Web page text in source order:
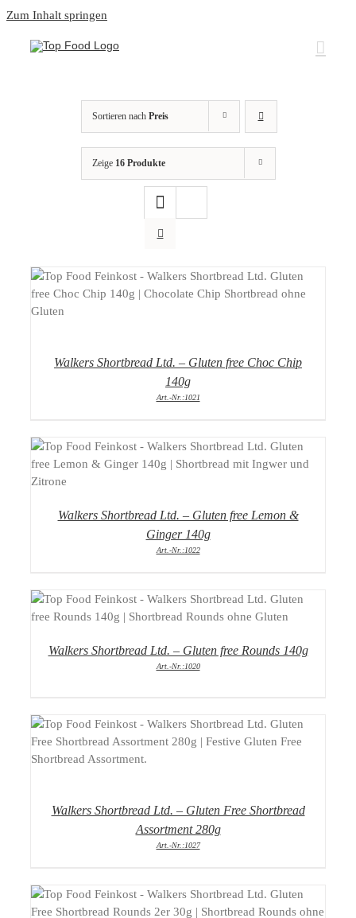
Zum Inhalt springen
Sortieren nach Preis
Zeige 16 Produkte
Walkers Shortbread Ltd. – Gluten free Choc Chip
140g
Art.-Nr.:1021
DETAILS
Walkers Shortbread Ltd. – Gluten free Lemon &
Ginger 140g
Art.-Nr.:1022
DETAILS
Walkers Shortbread Ltd. – Gluten free Rounds 140g
Art.-Nr.:1020
DETAILS
Walkers Shortbread Ltd. – Gluten Free Shortbread
Assortment 280g
Art.-Nr.:1027